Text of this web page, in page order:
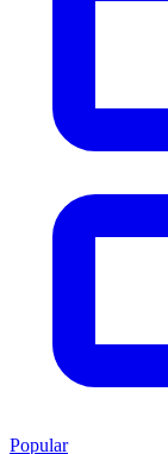
Popular